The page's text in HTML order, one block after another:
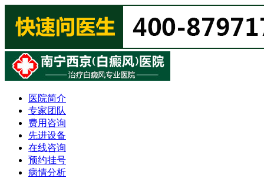
医院简介
专家团队
费用咨询
先进设备
在线咨询
预约挂号
病情分析